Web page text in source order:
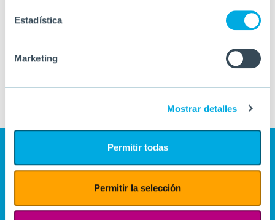
Estadística
Marketing
Mostrar detalles
Permitir todas
Permitir la selección